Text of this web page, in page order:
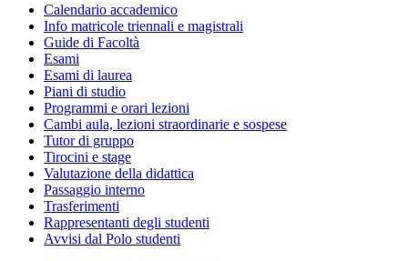
Calendario accademico
Info matricole triennali e magistrali
Guide di Facoltà
Esami
Esami di laurea
Piani di studio
Programmi e orari lezioni
Cambi aula, lezioni straordinarie e sospese
Tutor di gruppo
Tirocini e stage
Valutazione della didattica
Passaggio interno
Trasferimenti
Rappresentanti degli studenti
Avvisi dal Polo studenti